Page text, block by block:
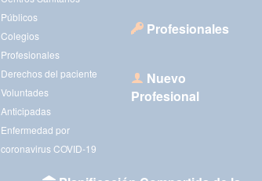
Públicos
Colegios
Profesionales
Derechos del paciente
Voluntades
Anticipadas
Enfermedad por
coronavirus COVID-19
Profesionales
Nuevo
Profesional